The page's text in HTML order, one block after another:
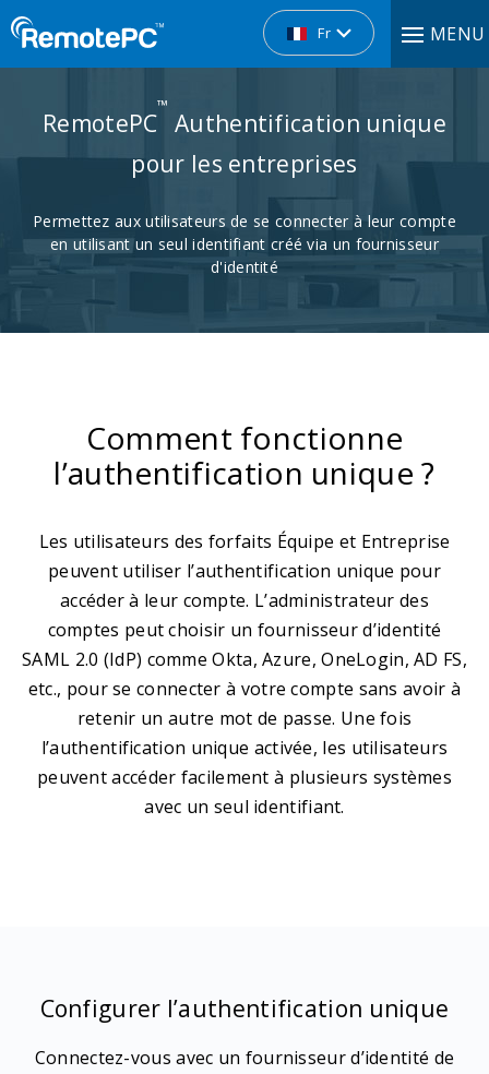
Fr MENU
RemotePC
™
Authentification unique
pour les entreprises
Permettez aux utilisateurs de se connecter à leur compte
en utilisant un seul identifiant créé via un fournisseur
d'identité
Comment fonctionne
l’authentification unique ?
Les utilisateurs des forfaits Équipe et Entreprise
peuvent utiliser l’authentification unique pour
accéder à leur compte. L’administrateur des
comptes peut choisir un fournisseur d’identité
SAML 2.0 (IdP) comme Okta, Azure, OneLogin, AD FS,
etc., pour se connecter à votre compte sans avoir à
retenir un autre mot de passe. Une fois
l’authentification unique activée, les utilisateurs
peuvent accéder facilement à plusieurs systèmes
avec un seul identifiant.
Configurer l’authentification unique
Connectez-vous avec un fournisseur d’identité de